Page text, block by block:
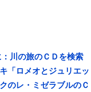
川の旅のＣＤを検索
「ロメオとジュリエ
のレ・ミゼラブルの